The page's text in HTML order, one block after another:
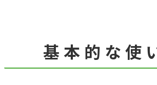
基本的な使